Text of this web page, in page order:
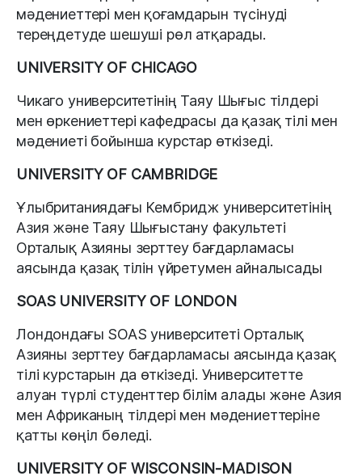
мәдениеттері мен қоғамдарын түсінуді
тереңдетуде шешуші рөл атқарады.
UNIVERSITY OF CHICAGO
Чикаго университетінің Таяу Шығыс тілдері
мен өркениеттері кафедрасы да қазақ тілі мен
мәдениеті бойынша курстар өткізеді.
UNIVERSITY OF CAMBRIDGE
Ұлыбританиядағы Кембридж университетінің
Азия және Таяу Шығыстану факультеті
Орталық Азияны зерттеу бағдарламасы
аясында қазақ тілін үйретумен айналысады
SOAS UNIVERSITY OF LONDON
Лондондағы SOAS университеті Орталық
Азияны зерттеу бағдарламасы аясында қазақ
тілі курстарын да өткізеді. Университетте
алуан түрлі студенттер білім алады және Азия
мен Африканың тілдері мен мәдениеттеріне
қатты көңіл бөледі.
UNIVERSITY OF WISCONSIN-MADISON